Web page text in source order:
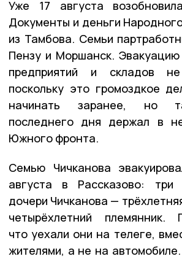
Уже 17 августа
Документы и деньги
из Тамбова. Семьи
Пензу и Моршанск.
предприятий и складов не
поскольку это громоздкое
начинать заранее, но
последнего дня держал в
Южного фронта.
Семью Чичканова
августа в Рассказово: три
дочери Чичканова —
четырёхлетний племянник.
что уехали они на телеге,
жителями, а не на